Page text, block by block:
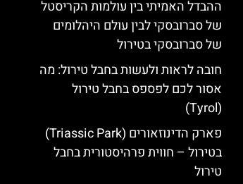
ההבדל האמיתי בין עולמות הקריסטל
של סברובסקי לבין עולם היהלומים
של סברובסקי בטירול
חובה לראות ולעשות בחבל טירול: מה
אסור לכם לפספס בחבל טירול
(Tyrol)
פארק הדינוזאורים (Triassic Park)
בטירול – חווית פרהיסטורית בחבל
טירול